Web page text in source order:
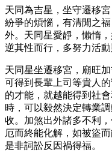
天同為吉星，坐守遷移
紛爭的煩惱，有清閒之
外。天同星愛靜，懶惰
逆其性而行，多努力活動
天同星坐遷移宮，廟旺
可得到長輩上司等貴人
的才能，就越能得到社
時，可以毅然決定轉業
收。加煞出外諸多不利
厄而終能化解，如被盜
是非詞訟反因禍得福。